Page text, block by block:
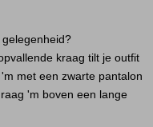
kraag tilt je outfit
met een zwarte pantalon
'm boven een lange